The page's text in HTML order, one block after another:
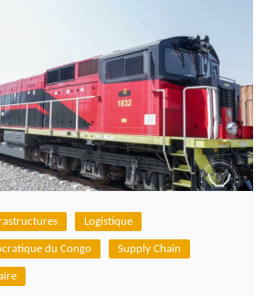
Logistique
du Congo Supply Chain